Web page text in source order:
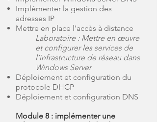
Implémenter la gestion des
adresses IP
Mettre en place l’accès à distance
Laboratoire : Mettre en œuvre
et configurer les services de
l’infrastructure de réseau dans
Windows Server
Déploiement et configuration du
protocole DHCP
Déploiement et configuration DNS
Module 8 : implémenter une